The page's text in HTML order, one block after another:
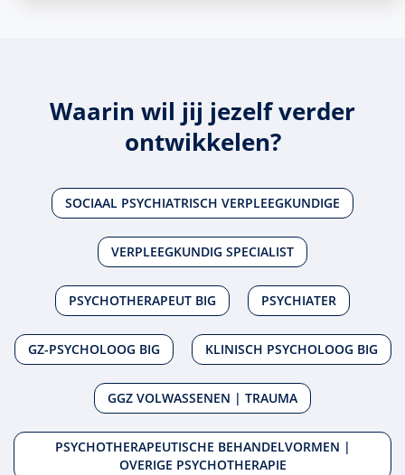
Waarin wil jij jezelf verder
ontwikkelen?
SOCIAAL PSYCHIATRISCH VERPLEEGKUNDIGE
VERPLEEGKUNDIG SPECIALIST
PSYCHOTHERAPEUT BIG PSYCHIATER
GZ-PSYCHOLOOG BIG KLINISCH PSYCHOLOOG BIG
GGZ VOLWASSENEN | TRAUMA
PSYCHOTHERAPEUTISCHE BEHANDELVORMEN |
OVERIGE PSYCHOTHERAPIE